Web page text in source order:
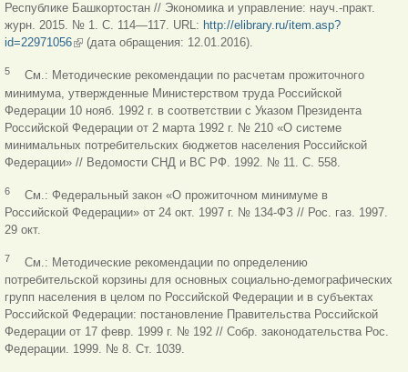
Республике Башкортостан // Экономика и управление: науч.-практ.
журн. 2015. № 1. С. 114—117. URL: http://elibrary.ru/item.asp?
id=22971056(link is external)
(дата обращения: 12.01.2016).
5
См.: Методические рекомендации по расчетам прожиточного
минимума, утвержденные Министерством труда Российской
Федерации 10 нояб. 1992 г. в соответствии с Указом Президента
Российской Федерации от 2 марта 1992 г. № 210 «О системе
минимальных потребительских бюджетов населения Российской
Федерации» // Ведомости СНД и ВС РФ. 1992. № 11. С. 558.
6
См.: Федеральный закон «О прожиточном минимуме в
Российской Федерации» от 24 окт. 1997 г. № 134-ФЗ // Рос. газ. 1997.
29 окт.
7
См.: Методические рекомендации по определению
потребительской корзины для основных социально-демографических
групп населения в целом по Российской Федерации и в субъектах
Российской Федерации: постановление Правительства Российской
Федерации от 17 февр. 1999 г. № 192 // Собр. законодательства Рос.
Федерации. 1999. № 8. Ст. 1039.